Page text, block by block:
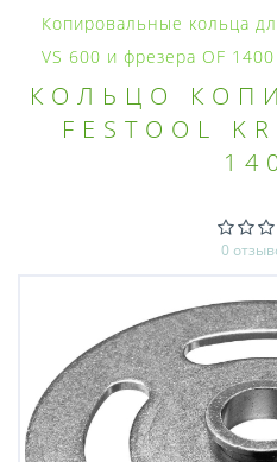
Копировальные кольца
VS 600 и фрезера OF 1400
КОЛЬЦО
FESTOOL
0